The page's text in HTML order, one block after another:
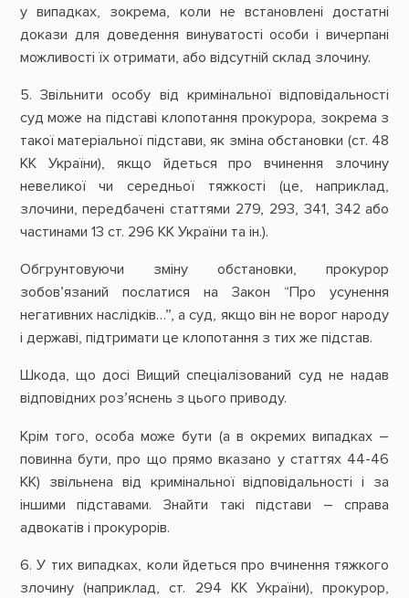
у випадках, зокрема, коли не встановлені достатні
докази для доведення винуватості особи і вичерпані
можливості їх отримати, або відсутній склад злочину.
5. Звільнити особу від кримінальної відповідальності
суд може на підставі клопотання прокурора, зокрема з
такої матеріальної підстави, як зміна обстановки (ст. 48
КК України), якщо йдеться про вчинення злочину
невеликої чи середньої тяжкості (це, наприклад,
злочини, передбачені статтями 279, 293, 341, 342 або
частинами 13 ст. 296 КК України та ін.).
Обгрунтовуючи зміну обстановки, прокурор
зобов’язаний послатися на Закон “Про усунення
негативних наслідків…”, а суд, якщо він не ворог народу
і державі, підтримати це клопотання з тих же підстав.
Шкода, що досі Вищий спеціалізований суд не надав
відповідних роз’яснень з цього приводу.
Крім того, особа може бути (а в окремих випадках –
повинна бути, про що прямо вказано у статтях 44-46
КК) звільнена від кримінальної відповідальності і за
іншими підставами. Знайти такі підстави – справа
адвокатів і прокурорів.
6. У тих випадках, коли йдеться про вчинення тяжкого
злочину (наприклад, ст. 294 КК України), прокурор,